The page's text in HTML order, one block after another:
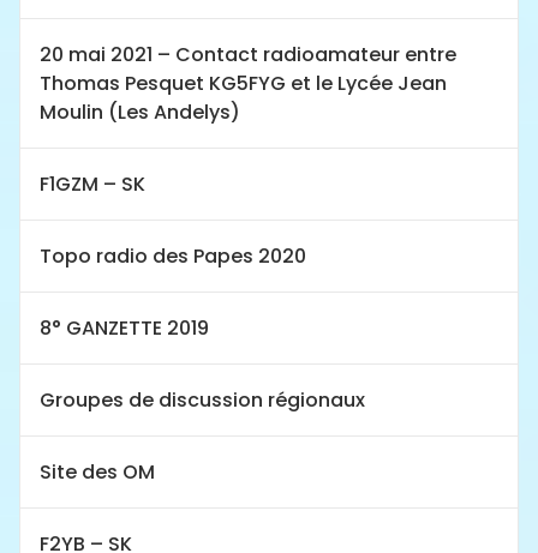
20 mai 2021 – Contact radioamateur entre
Thomas Pesquet KG5FYG et le Lycée Jean
Moulin (Les Andelys)
F1GZM – SK
Topo radio des Papes 2020
8° GANZETTE 2019
Groupes de discussion régionaux
Site des OM
F2YB – SK